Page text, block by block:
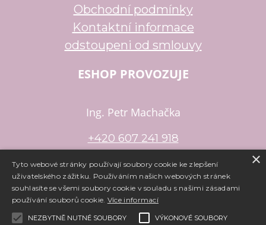
Obchodní podmínky
Kontaktní informace
odstoupeni od smlouvy
ESHOP PROVOZUJE
Ing. Petr Machačka
+420 607 241 918
petr.machacka@email.cz
e-shopuapronájem e-shopu Shop5.cz
×
Tyto webové stránky používají soubory cookie ke zlepšení
uživatelského zážitku. Používáním našich webových stránek
souhlasíte se všemi soubory cookie v souladu s našimi zásadami
používání souborů cookie. Více informací
NEZBYTNĚ NUTNÉ SOUBORY VÝKONOVÉ SOUBORY